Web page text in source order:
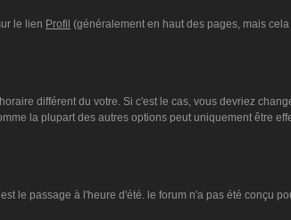
le lien Profil (généralement en haut des pages, mais
différent du votre. Si c'est le cas, vous devriez
la plupart des autres options peut uniquement être
le passage à l'heure d'été. le forum n'a pas été conçu